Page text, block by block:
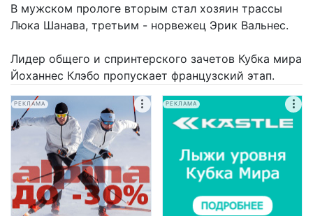
В мужском прологе вторым стал хозяин трассы
Люка Шанава, третьим - норвежец Эрик Вальнес.
Лидер общего и спринтерского зачетов Кубка мира
Йоханнес Клэбо пропускает французский этап.
РЕКЛАМА РЕКЛАМА